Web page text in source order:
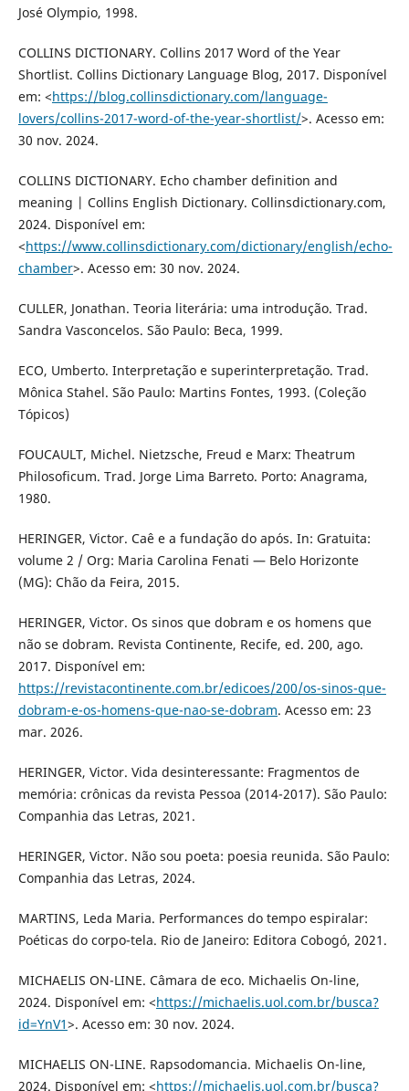
José Olympio, 1998.
COLLINS DICTIONARY. Collins 2017 Word of the Year
Shortlist. Collins Dictionary Language Blog, 2017. Disponível
em: <https://blog.collinsdictionary.com/language-
lovers/collins-2017-word-of-the-year-shortlist/>. Acesso em:
30 nov. 2024.
COLLINS DICTIONARY. Echo chamber definition and
meaning | Collins English Dictionary. Collinsdictionary.com,
2024. Disponível em:
<https://www.collinsdictionary.com/dictionary/english/echo-
chamber>. Acesso em: 30 nov. 2024.
CULLER, Jonathan. Teoria literária: uma introdução. Trad.
Sandra Vasconcelos. São Paulo: Beca, 1999.
ECO, Umberto. Interpretação e superinterpretação. Trad.
Mônica Stahel. São Paulo: Martins Fontes, 1993. (Coleção
Tópicos)
FOUCAULT, Michel. Nietzsche, Freud e Marx: Theatrum
Philosoficum. Trad. Jorge Lima Barreto. Porto: Anagrama,
1980.
HERINGER, Victor. Caê e a fundação do após. In: Gratuita:
volume 2 / Org: Maria Carolina Fenati — Belo Horizonte
(MG): Chão da Feira, 2015.
HERINGER, Victor. Os sinos que dobram e os homens que
não se dobram. Revista Continente, Recife, ed. 200, ago.
2017. Disponível em:
https://revistacontinente.com.br/edicoes/200/os-sinos-que-
dobram-e-os-homens-que-nao-se-dobram. Acesso em: 23
mar. 2026.
HERINGER, Victor. Vida desinteressante: Fragmentos de
memória: crônicas da revista Pessoa (2014-2017). São Paulo:
Companhia das Letras, 2021.
HERINGER, Victor. Não sou poeta: poesia reunida. São Paulo:
Companhia das Letras, 2024.
MARTINS, Leda Maria. Performances do tempo espiralar:
Poéticas do corpo-tela. Rio de Janeiro: Editora Cobogó, 2021.
MICHAELIS ON-LINE. Câmara de eco. Michaelis On-line,
2024. Disponível em: <https://michaelis.uol.com.br/busca?
id=YnV1>. Acesso em: 30 nov. 2024.
MICHAELIS ON-LINE. Rapsodomancia. Michaelis On-line,
2024. Disponível em: <https://michaelis.uol.com.br/busca?